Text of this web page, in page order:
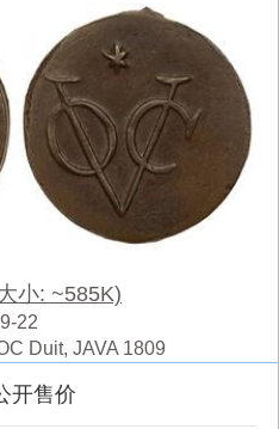
小: ~585K)
22
Duit, JAVA 1809